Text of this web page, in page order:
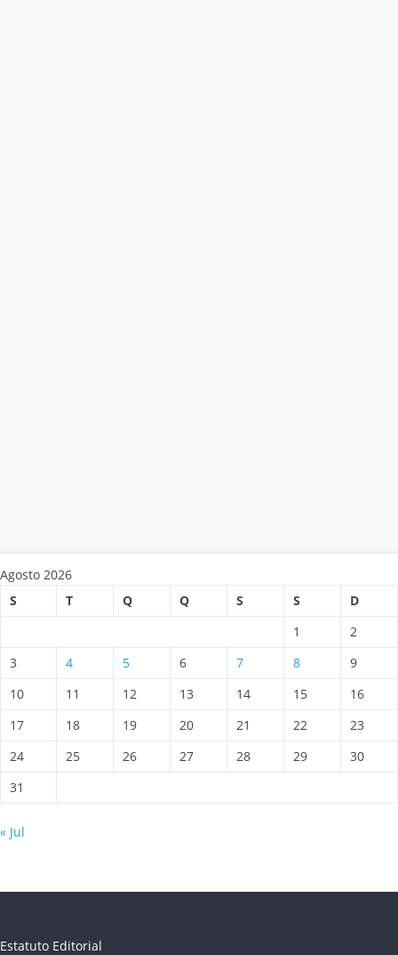
Agosto 2026
S
T Q Q S S
D
1
2
3
4 5 6 7 8
9
10
11 12 13 14 15
16
17
18 19 20 21 22
23
24
25 26 27 28 29
30
31
« Jul
Estatuto Editorial